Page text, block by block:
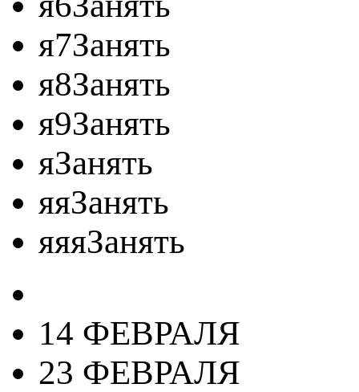
я7Занять
я8Занять
я9Занять
яЗанять
яяЗанять
яяяЗанять
14 ФЕВРАЛЯ
23 ФЕВРАЛЯ